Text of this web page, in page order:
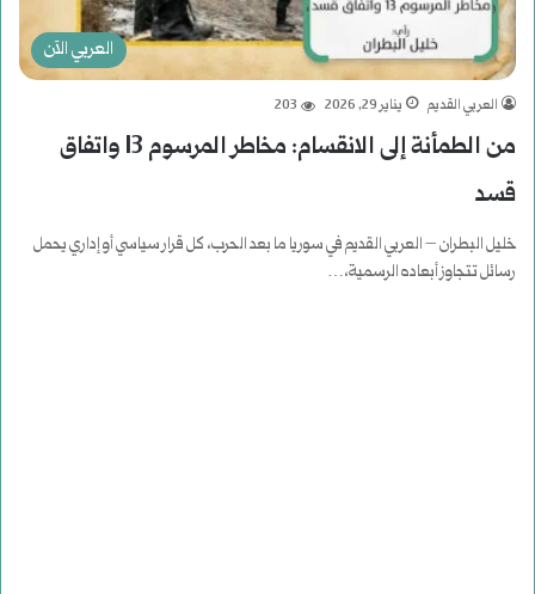
العربي الآن
العربي القديم يناير 29, 2026 203
من الطمأنة إلى الانقسام: مخاطر المرسوم 13 واتفاق
قسد
خليل البطران – العربي القديم في سوريا ما بعد الحرب، كل قرار سياسي أو إداري يحمل
رسائل تتجاوز أبعاده الرسمية،…